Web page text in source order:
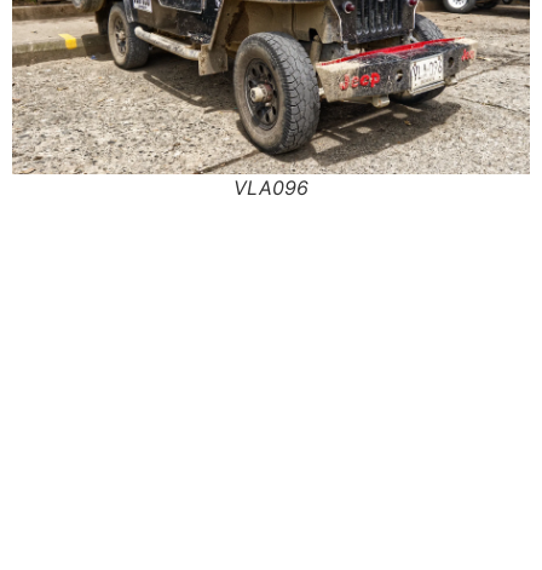
VLA096